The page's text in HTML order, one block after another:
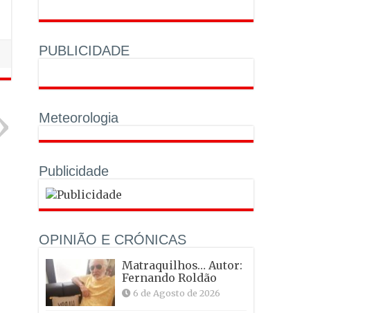
PUBLICIDADE
Meteorologia
Publicidade
OPINIÃO E CRÓNICAS
Matraquilhos… Autor:
Fernando Roldão
6 de Agosto de 2026